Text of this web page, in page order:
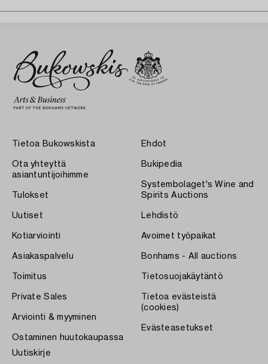
Tietoa Bukowskista
Ota yhteyttä
asiantuntijoihimme
Tulokset
Uutiset
Kotiarviointi
Asiakaspalvelu
Toimitus
Private Sales
Arviointi & myyminen
Ostaminen huutokaupassa
Ehdot
Bukipedia
Systembolaget's Wine and
Spirits Auctions
Lehdistö
Avoimet työpaikat
Bonhams - All auctions
Tietosuojakäytäntö
Tietoa evästeistä
(cookies)
Evästeasetukset
Uutiskirje